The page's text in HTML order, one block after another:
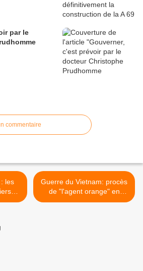
par le
commentaire
en
Guerre du Vietnam: procès
de "l'agent orange" en
France, ce lundi 25 janvier